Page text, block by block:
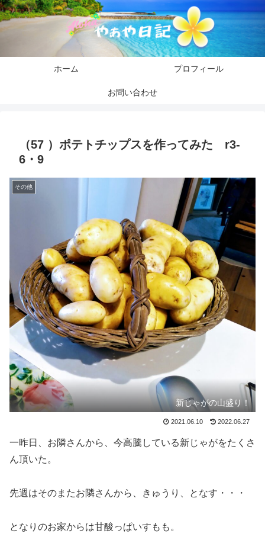
ホーム プロフィール
お問い合わせ
（57 ）ポテトチップスを作ってみた r3-
6・9
その他
新じゃがの山盛り！
2021.06.10 2022.06.27
一昨日、お隣さんから、今高騰している新じゃがをたくさ
ん頂いた。
先週はそのまたお隣さんから、きゅうり、となす・・・
となりのお家からは甘酸っぱいすもも。